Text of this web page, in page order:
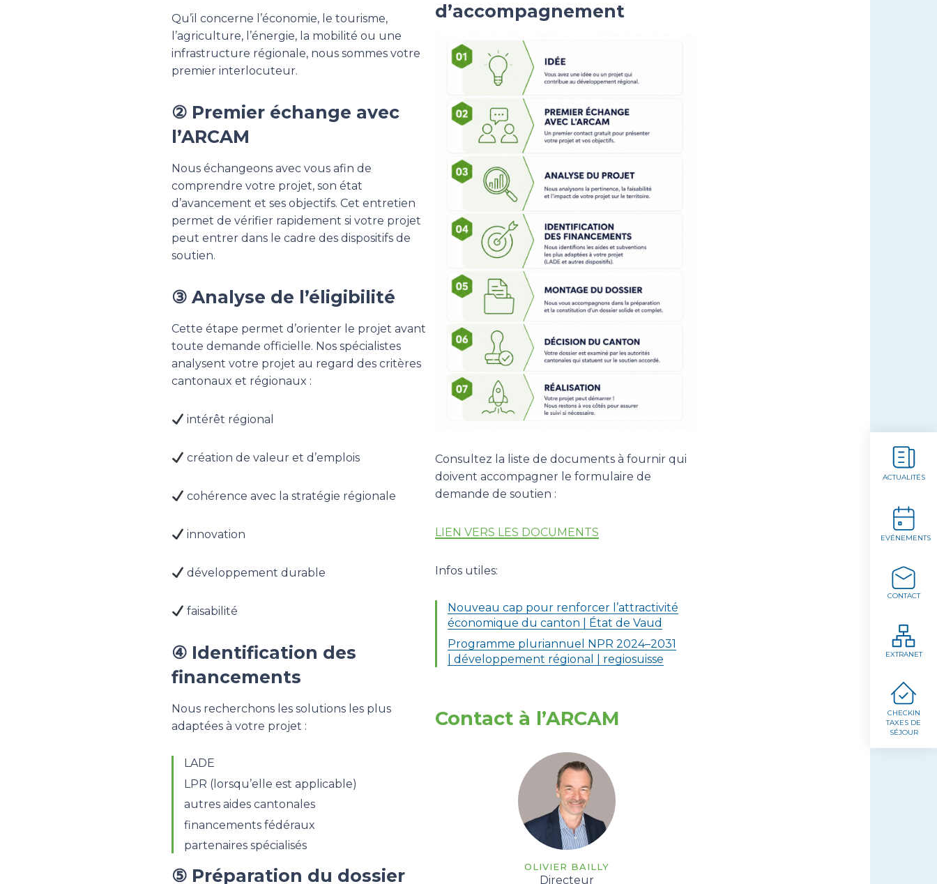
ACTUALITÉS
EVÉNEMENTS
CONTACT
EXTRANET
CHECKIN
TAXES DE
SÉJOUR
Qu’il concerne l’économie, le tourisme,
l’agriculture, l’énergie, la mobilité ou une
infrastructure régionale, nous sommes votre
premier interlocuteur.
② Premier échange avec
l’ARCAM
Nous échangeons avec vous afin de
comprendre votre projet, son état
d’avancement et ses objectifs. Cet entretien
permet de vérifier rapidement si votre projet
peut entrer dans le cadre des dispositifs de
soutien.
③ Analyse de l’éligibilité
Cette étape permet d’orienter le projet avant
toute demande officielle. Nos spécialistes
analysent votre projet au regard des critères
cantonaux et régionaux :
intérêt régional
création de valeur et d’emplois
cohérence avec la stratégie régionale
innovation
développement durable
faisabilité
④ Identification des
financements
Nous recherchons les solutions les plus
adaptées à votre projet :
LADE
LPR (lorsqu’elle est applicable)
autres aides cantonales
financements fédéraux
partenaires spécialisés
⑤ Préparation du dossier
d’accompagnement
Consultez la liste de documents à fournir qui
doivent accompagner le formulaire de
demande de soutien :
LIEN VERS LES DOCUMENTS
Infos utiles:
Nouveau cap pour renforcer l’attractivité
économique du canton | État de Vaud
Programme pluriannuel NPR 2024–2031
| développement régional | regiosuisse
Contact à l’ARCAM
OLIVIER BAILLY
Directeur